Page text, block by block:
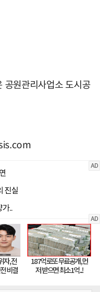
공원관리사업소 도시공